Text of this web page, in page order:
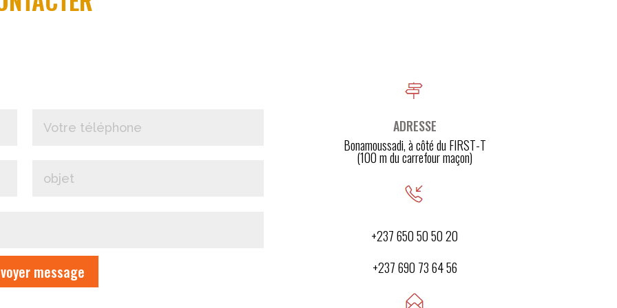
message
ADRESSE
Bonamoussadi, à côté du FIRST-T
(100 m du carrefour maçon)
+237 650 50 50 20
+237 690 73 64 56